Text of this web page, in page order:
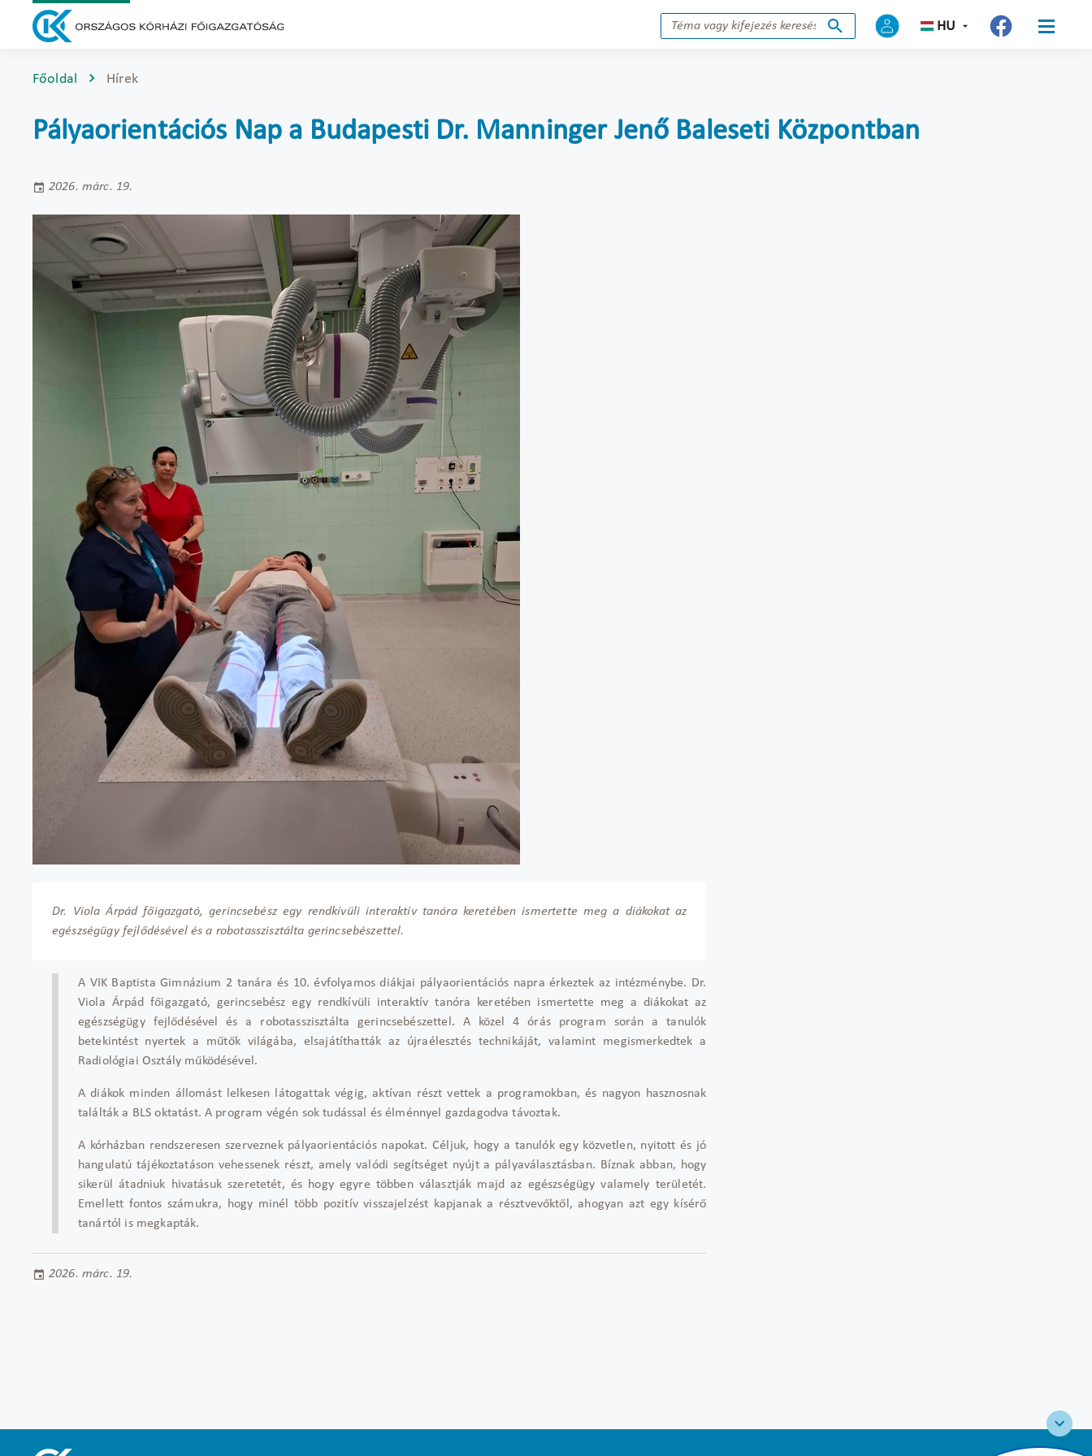
HU
Főoldal Hírek
Pályaorientációs Nap a Budapesti Dr. Manninger Jenő Baleseti Központban
2026. márc. 19.
Dr. Viola Árpád főigazgató, gerincsebész egy rendkívüli interaktív tanóra keretében ismertette meg a diákokat az
egészségügy fejlődésével és a robotasszisztálta gerincsebészettel.
A VIK Baptista Gimnázium 2 tanára és 10. évfolyamos diákjai pályaorientációs napra érkeztek az intézménybe. Dr.
Viola Árpád főigazgató, gerincsebész egy rendkívüli interaktív tanóra keretében ismertette meg a diákokat az
egészségügy fejlődésével és a robotasszisztálta gerincsebészettel. A közel 4 órás program során a tanulók
betekintést nyertek a műtők világába, elsajátíthatták az újraélesztés technikáját, valamint megismerkedtek a
Radiológiai Osztály működésével.
A diákok minden állomást lelkesen látogattak végig, aktívan részt vettek a programokban, és nagyon hasznosnak
találták a BLS oktatást. A program végén sok tudással és élménnyel gazdagodva távoztak.
A kórházban rendszeresen szerveznek pályaorientációs napokat. Céljuk, hogy a tanulók egy közvetlen, nyitott és jó
hangulatú tájékoztatáson vehessenek részt, amely valódi segítséget nyújt a pályaválasztásban. Bíznak abban, hogy
sikerül átadniuk hivatásuk szeretetét, és hogy egyre többen választják majd az egészségügy valamely területét.
Emellett fontos számukra, hogy minél több pozitív visszajelzést kapjanak a résztvevőktől, ahogyan azt egy kísérő
tanártól is megkapták.
2026. márc. 19.